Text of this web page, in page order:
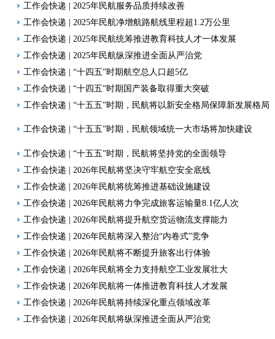
工作会快递 | 2025年民航服务品质持续改善
工作会快递 | 2025年民航净增航路航线里程超1.2万公里
工作会快递 | 2025年民航统筹推进教育科技人才一体发展
工作会快递 | 2025年民航纵深推进全面从严治党
工作会快递 | “十四五”时期航空总人口超5亿
工作会快递 | “十四五”时期国产装备取得重大突破
工作会快递 | “十五五”时期，民航将以新安全格局保障新发展格局
工作会快递 | “十五五”时期，民航领域统一大市场将加快建设
工作会快递 | “十五五”时期，民航将坚持党的全面领导
工作会快递 | 2026年民航将坚决守牢航空安全底线
工作会快递 | 2026年民航将统筹推进基础设施建设
工作会快递 | 2026年民航将力争完成旅客运输量8.1亿人次
工作会快递 | 2026年民航将提升航空货运物流支撑能力
工作会快递 | 2026年民航将深入整治“内卷式”竞争
工作会快递 | 2026年民航将不断提升旅客出行体验
工作会快递 | 2026年民航将全力支持航空工业发展壮大
工作会快递 | 2026年民航将一体推进教育科技人才发展
工作会快递 | 2026年民航将持续深化重点领域改革
工作会快递 | 2026年民航将纵深推进全面从严治党